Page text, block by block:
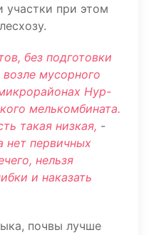
участки при этом
без подготовки
мусорного
Нур-
мелькомбината.
такая низкая, -
нет первичных
нельзя
и наказать
почвы лучше